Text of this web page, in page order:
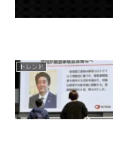
トレンド